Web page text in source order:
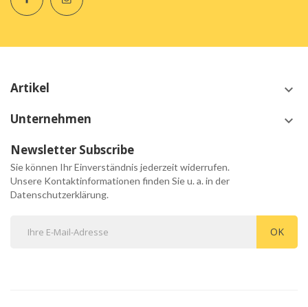
Artikel keyboard_arrow_down
Unternehmen keyboard_arrow_down
Newsletter Subscribe
Sie können Ihr Einverständnis jederzeit widerrufen.
Unsere Kontaktinformationen finden Sie u. a. in der
Datenschutzerklärung.